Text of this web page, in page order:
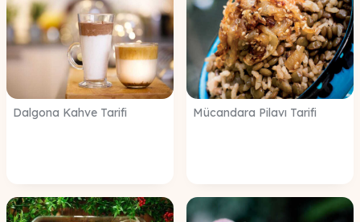
Dalgona Kahve Tarifi Mücandara Pilavı Tarifi